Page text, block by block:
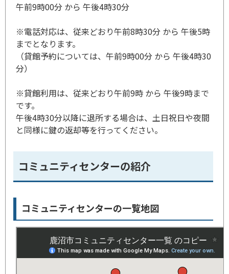
午前9時00分 から 午後4時30分
※電話対応は、従来どおり午前8時30分 から 午後5時
までとなります。
（貸館予約については、午前9時00分 から 午後4時30
分）
※貸館利用は、従来どおり午前9時 から 午後9時まで
です。
午後4時30分以降に退所する場合は、土日祝日や夜間
と同様に鍵の返却等を行ってください。
コミュニティセンターの紹介
コミュニティセンターの一覧地図